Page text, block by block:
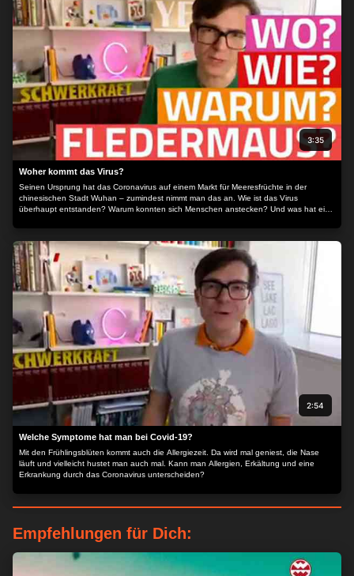
3:35
Woher kommt das Virus?
Seinen Ursprung hat das Coronavirus auf einem Markt für Meeresfrüchte in der
chinesischen Stadt Wuhan – zumindest nimmt man das an. Wie ist das Virus
überhaupt entstanden? Warum konnten sich Menschen anstecken? Und was hat eine
2:54
Welche Symptome hat man bei Covid-19?
Mit den Frühlingsblüten kommt auch die Allergiezeit. Da wird mal geniest, die Nase
läuft und vielleicht hustet man auch mal. Kann man Allergien, Erkältung und eine
Erkrankung durch das Coronavirus unterscheiden?
Empfehlungen für Dich: